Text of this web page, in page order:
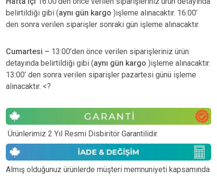
belirtildiği gibi (aynı gün kargo )işleme alınacaktır. 16:00’
den sonra verilen siparişler sonraki gün işleme alınacaktır.
Cumartesi – 13:00’den önce verilen siparişleriniz ürün
detayında belirtildiği gibi (aynı gün kargo )işleme alınacaktır.
13:00’ den sonra verilen siparişler pazartesi günü işleme
alınacaktır. <?
Ürünlerimiz 2 Yıl Resmi Disbiritör Garantilidir.
Almış olduğunuz ürünlerde müşteri memnuniyeti kapsamında